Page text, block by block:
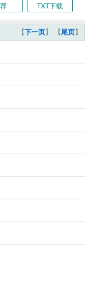
TXT下载
【下一页】 【尾页】